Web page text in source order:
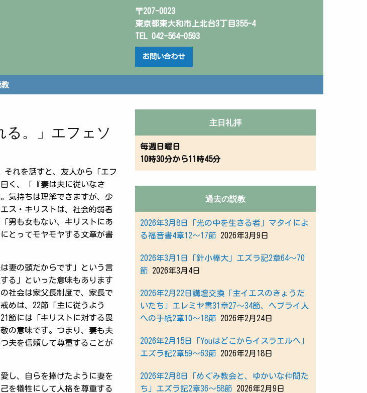
〒207-0023
東京都東大和市上北台3丁目355-4
TEL 042-564-0593
お問い合わせ
る。」エフェソ
それを話すと、友人から「エフ
く、「『妻は夫に従いなさ
気持ちは理解できますが、少
ス・キリストは、社会的弱者
男も女もない、キリストにあ
とってモヤモヤする文章が書
妻の頭だからです」という言
る」といった意味もあります
社会は家父長制度で、家長で
めは、22節「主に従うよう
節には「キリストに対する畏
の意味です。つまり、妻も夫
夫を信頼して尊重することが
し、自らを捧げたように妻を
を犠牲にして人格を尊重する
主日礼拝
毎週日曜日
10時30分から11時45分
過去の説教
2026年3月8日「光の中を生きる者」マタイによ
る福音書4章12～17節
2026年3月9日
2026年3月1日「針小棒大」エズラ記2章64～70
節
2026年3月4日
2026年2月22日講壇交換「主イエスのきょうだ
いたち」エレミヤ書31章27～34節、ヘブライ人
への手紙2章10～18節
2026年2月24日
2026年2月15日「Youはどこからイスラエルへ」
エズラ記2章59～63節
2026年2月18日
2026年2月8日「めぐみ教会と、ゆかいな仲間た
ち」エズラ記2章36～58節
2026年2月9日